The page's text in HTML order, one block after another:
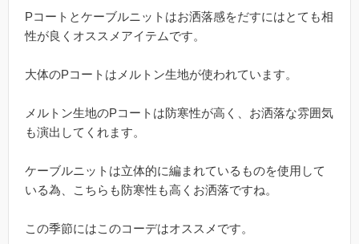
Pコートとケーブルニットはお洒落感をだすにはとても相
性が良くオススメアイテムです。
大体のPコートはメルトン生地が使われています。
メルトン生地のPコートは防寒性が高く、お洒落な雰囲気
も演出してくれます。
ケーブルニットは立体的に編まれているものを使用して
いる為、こちらも防寒性も高くお洒落ですね。
この季節にはこのコーデはオススメです。